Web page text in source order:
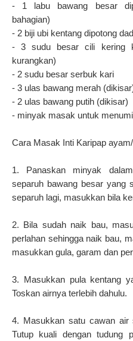
- 1 labu bawang besar
bahagian)
- 2 biji ubi kentang dipotong
- 3 sudu besar cili kering
kurangkan)
- 2 sudu besar serbuk kari
- 3 ulas bawang merah
- 2 ulas bawang putih (dikisar)
- minyak masak untuk
Cara Masak Inti Karipap
1. Panaskan minyak
separuh bawang besar yang
separuh lagi, masukkan bila
2. Bila sudah naik bau,
perlahan sehingga naik bau,
masukkan gula, garam dan
3. Masukkan pula kentang
Toskan airnya terlebih dahulu.
4. Masukkan satu cawan air
Tutup kuali dengan tudung